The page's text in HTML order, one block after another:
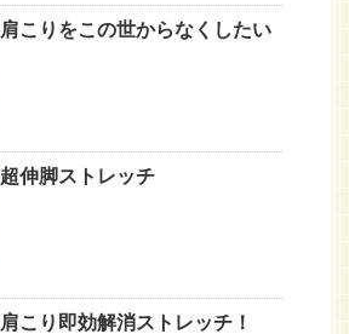
肩こりをこの世からなくしたい
超伸脚ストレッチ
肩こり即効解消ストレッチ！